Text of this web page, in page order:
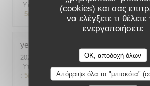
(cookies) και σας
να ελέγξετε τι
ενεργοποιήσετε
OK, αποδοχή όλων
Απόρριψε όλα τα "μπισκότα"
Υπηρεσία
5/5 Ατμόσφαιρα: 5/5 Μενού: 5
: 5/5
yeonghun
2026-08-03
- 19:00 - καλεσμένοι 4
Υπηρεσία: 5/5 Ατμόσφαιρα: 5/5 Μενού: 5
: 5/5